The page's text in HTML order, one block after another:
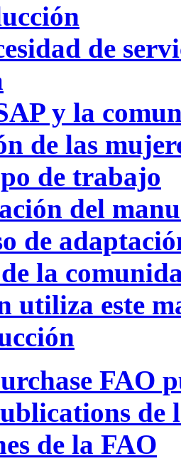
de
y la
de las
de trabajo
del
de
la
utiliza este
FAO
de
de la FAO